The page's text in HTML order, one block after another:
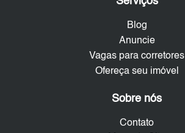
Blog
Anuncie
Vagas para corretores
Ofereça seu imóvel
Sobre nós
Contato